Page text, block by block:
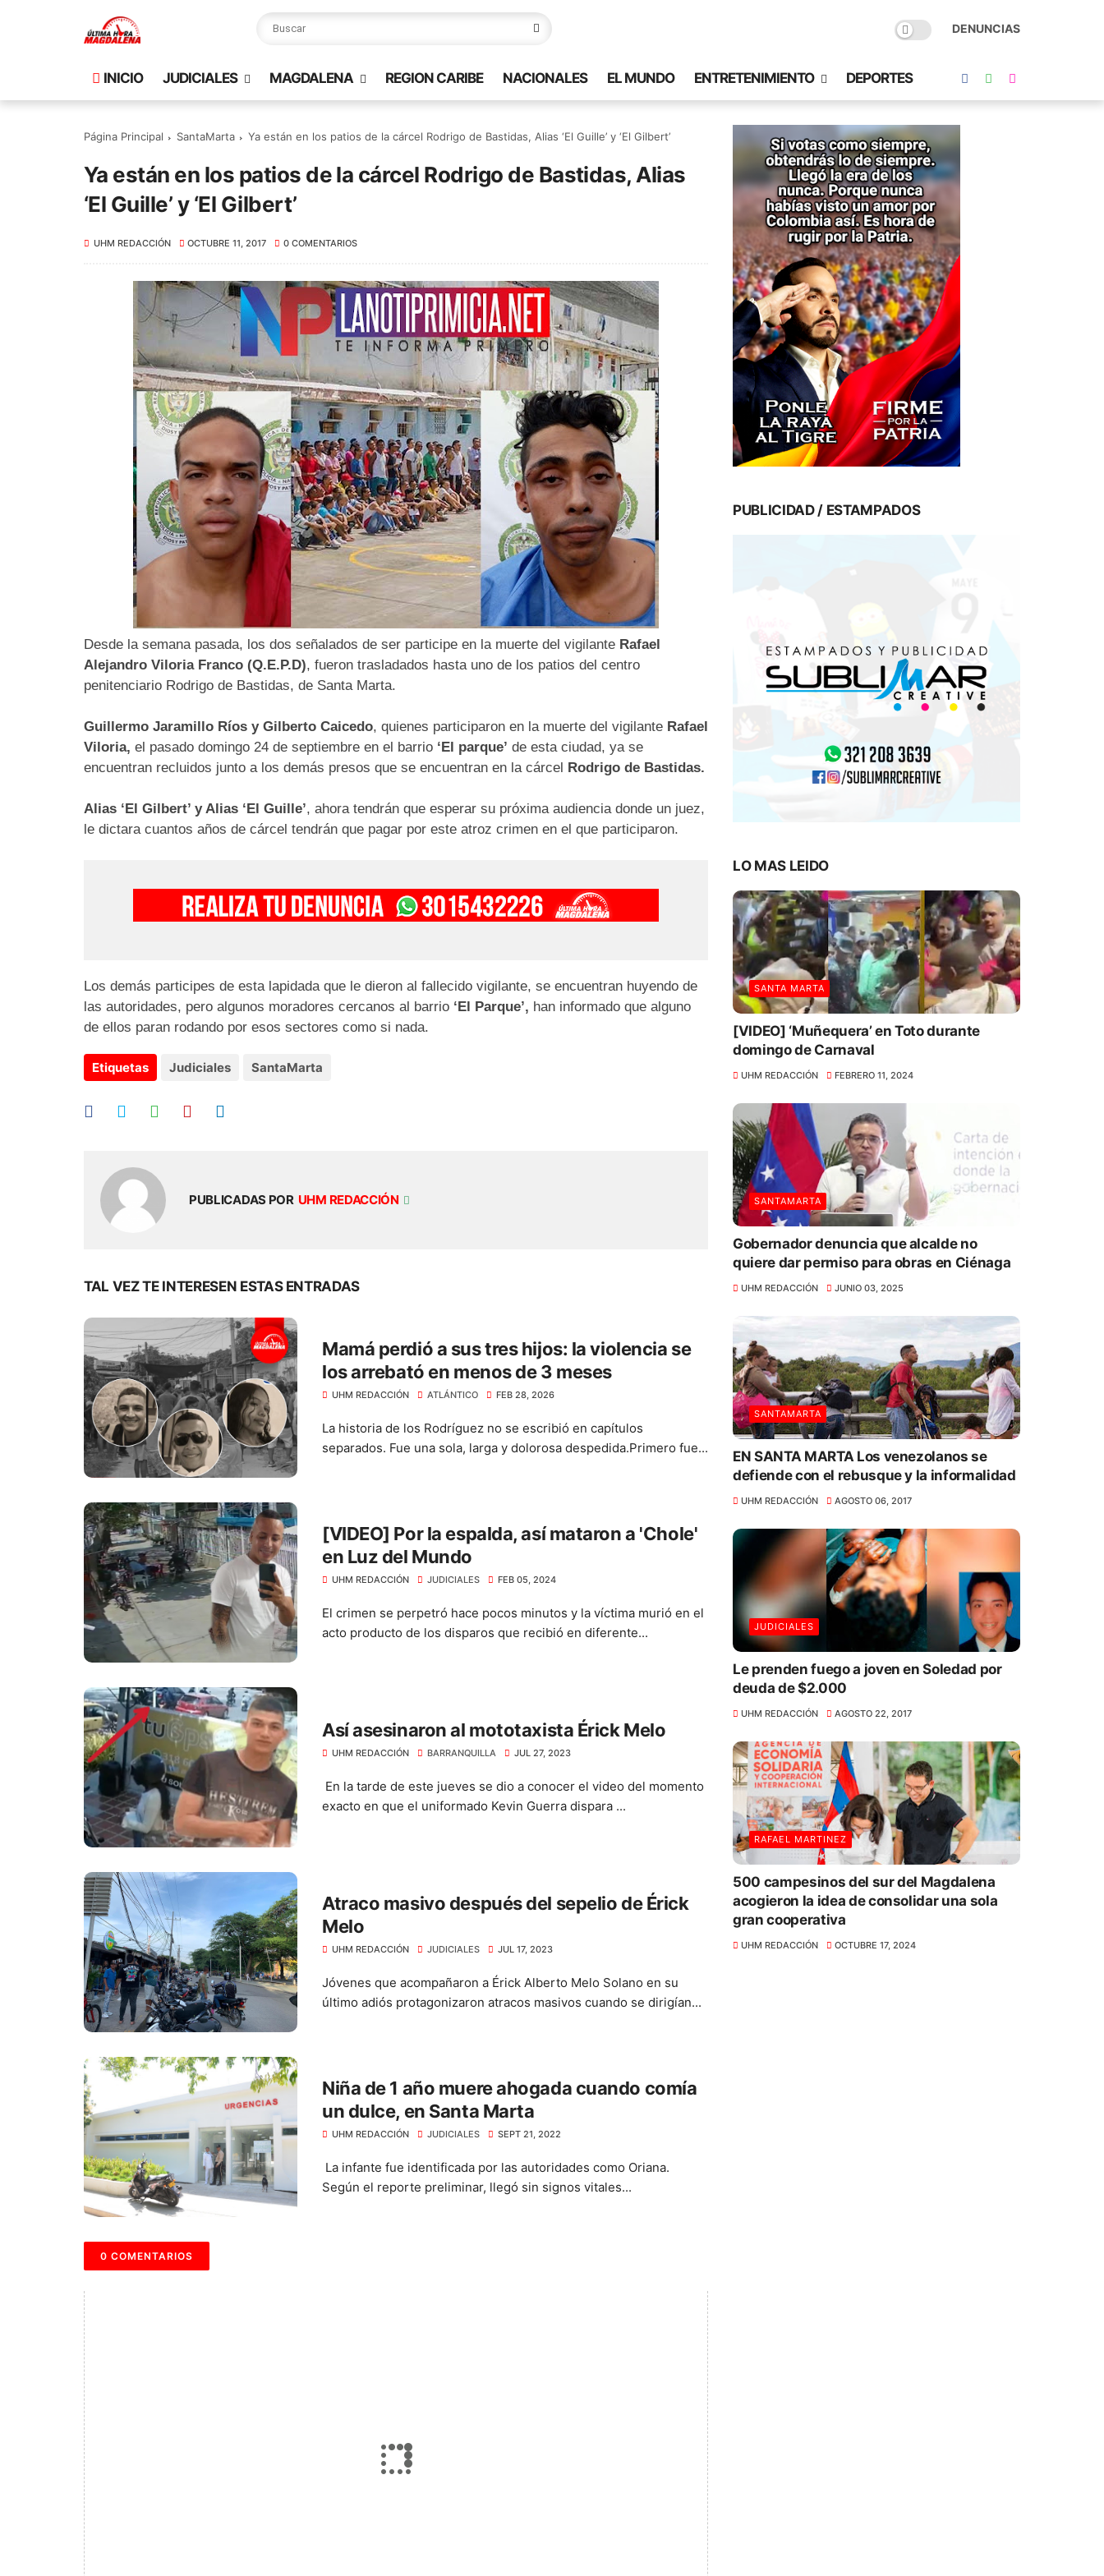
DENUNCIAS
INICIO JUDICIALES MAGDALENA REGION CARIBE NACIONALES EL MUNDO ENTRETENIMIENTO DEPORTES
Página Principal SantaMarta Ya están en los patios de la cárcel Rodrigo de Bastidas, Alias ‘El Guille’ y ‘El Gilbert’
Ya están en los patios de la cárcel Rodrigo de Bastidas, Alias
‘El Guille’ y ‘El Gilbert’
UHM REDACCIÓN OCTUBRE 11, 2017 0 COMENTARIOS
Desde la semana pasada, los dos señalados de ser participe en la muerte del vigilante Rafael
Alejandro Viloria Franco (Q.E.P.D), fueron trasladados hasta uno de los patios del centro
penitenciario Rodrigo de Bastidas, de Santa Marta.
Guillermo Jaramillo Ríos y Gilberto Caicedo, quienes participaron en la muerte del vigilante Rafael
Viloria, el pasado domingo 24 de septiembre en el barrio ‘El parque’ de esta ciudad, ya se
encuentran recluidos junto a los demás presos que se encuentran en la cárcel Rodrigo de Bastidas.
Alias ‘El Gilbert’ y Alias ‘El Guille’, ahora tendrán que esperar su próxima audiencia donde un juez,
le dictara cuantos años de cárcel tendrán que pagar por este atroz crimen en el que participaron.
Los demás participes de esta lapidada que le dieron al fallecido vigilante, se encuentran huyendo de
las autoridades, pero algunos moradores cercanos al barrio ‘El Parque’, han informado que alguno
de ellos paran rodando por esos sectores como si nada.
Etiquetas Judiciales SantaMarta
PUBLICADAS POR UHM REDACCIÓN
TAL VEZ TE INTERESEN ESTAS ENTRADAS
Mamá perdió a sus tres hijos: la violencia se
los arrebató en menos de 3 meses
UHM REDACCIÓN ATLÁNTICO FEB 28, 2026
La historia de los Rodríguez no se escribió en capítulos
separados. Fue una sola, larga y dolorosa despedida.Primero fue...
[VIDEO] Por la espalda, así mataron a 'Chole'
en Luz del Mundo
UHM REDACCIÓN JUDICIALES FEB 05, 2024
El crimen se perpetró hace pocos minutos y la víctima murió en el
acto producto de los disparos que recibió en diferente...
Así asesinaron al mototaxista Érick Melo
UHM REDACCIÓN BARRANQUILLA JUL 27, 2023
En la tarde de este jueves se dio a conocer el video del momento
exacto en que el uniformado Kevin Guerra dispara ...
Atraco masivo después del sepelio de Érick
Melo
UHM REDACCIÓN JUDICIALES JUL 17, 2023
Jóvenes que acompañaron a Érick Alberto Melo Solano en su
último adiós protagonizaron atracos masivos cuando se dirigían...
Niña de 1 año muere ahogada cuando comía
un dulce, en Santa Marta
UHM REDACCIÓN JUDICIALES SEPT 21, 2022
La infante fue identificada por las autoridades como Oriana.
Según el reporte preliminar, llegó sin signos vitales...
0 COMENTARIOS
PUBLICIDAD / ESTAMPADOS
LO MAS LEIDO
SANTA MARTA
[VIDEO] ‘Muñequera’ en Toto durante
domingo de Carnaval
UHM REDACCIÓN FEBRERO 11, 2024
SANTAMARTA
Gobernador denuncia que alcalde no
quiere dar permiso para obras en Ciénaga
UHM REDACCIÓN JUNIO 03, 2025
SANTAMARTA
EN SANTA MARTA Los venezolanos se
defiende con el rebusque y la informalidad
UHM REDACCIÓN AGOSTO 06, 2017
JUDICIALES
Le prenden fuego a joven en Soledad por
deuda de $2.000
UHM REDACCIÓN AGOSTO 22, 2017
RAFAEL MARTINEZ
500 campesinos del sur del Magdalena
acogieron la idea de consolidar una sola
gran cooperativa
UHM REDACCIÓN OCTUBRE 17, 2024